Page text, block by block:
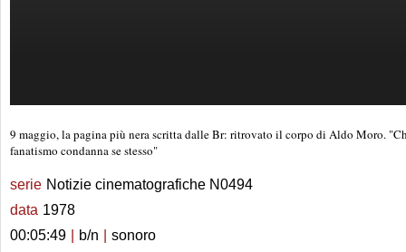
9 maggio, la pagina più nera scritta dalle Br: ritrovato il corpo di Aldo Moro.
fanatismo condanna se stesso"
serie Notizie cinematografiche N0494
data 1978
00:05:49
b/n
sonoro